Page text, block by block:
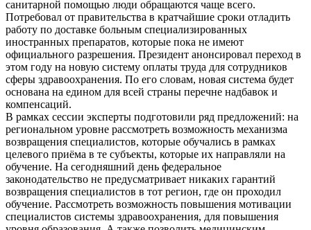
санитарной помощью люди обращаются чаще всего.
Потребовал от правительства в кратчайшие сроки отладить
работу по доставке больным специализированных
иностранных препаратов, которые пока не имеют
официального разрешения. Президент анонсировал переход в
этом году на новую систему оплаты труда для сотрудников
сферы здравоохранения. По его словам, новая система будет
основана на едином для всей страны перечне надбавок и
компенсаций.
В рамках сессии эксперты подготовили ряд предложений: на
региональном уровне рассмотреть возможность механизма
возвращения специалистов, которые обучались в рамках
целевого приёма в те субъекты, которые их направляли на
обучение. На сегодняшний день федеральное
законодательство не предусматривает никаких гарантий
возвращения специалистов в тот регион, где он проходил
обучение. Рассмотреть возможность повышения мотивации
специалистов системы здравоохранения, для повышения